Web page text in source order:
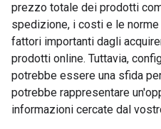
prezzo totale dei prodotti
spedizione, i costi e le
fattori importanti dagli
prodotti online. Tuttavia,
potrebbe essere una sfida
potrebbe rappresentare
informazioni cercate dal